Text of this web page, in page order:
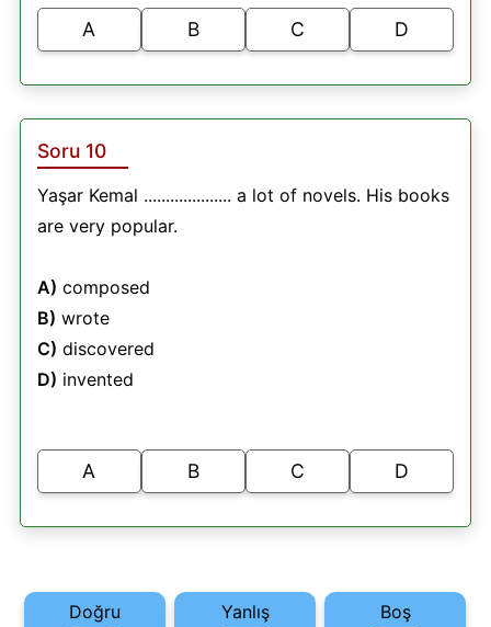
A B C D
Soru 10
Yaşar Kemal .................... a lot of novels. His books
are very popular.
A) composed
B) wrote
C) discovered
D) invented
A B C D
Doğru
Yanlış
Boş